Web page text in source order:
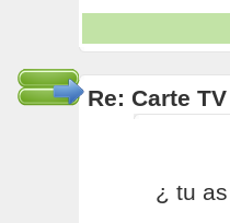
Re: Carte
¿ tu